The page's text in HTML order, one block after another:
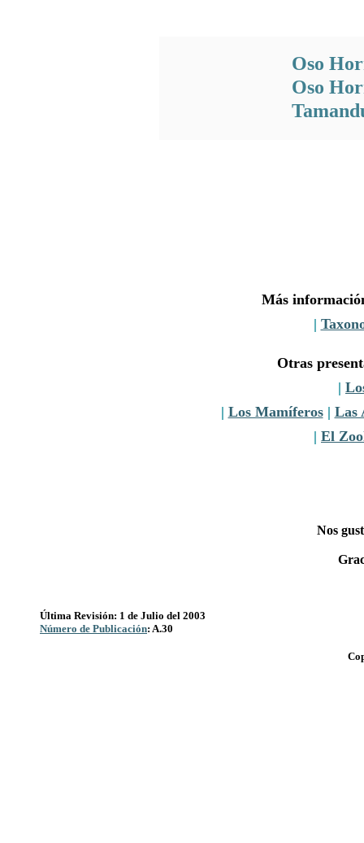
Oso
Oso
Más
|
Otras
|
| Los Mamíferos| Las
| El
Nos
Última Revisión: 1 de Julio del 2003
Número de Publicación: A.30